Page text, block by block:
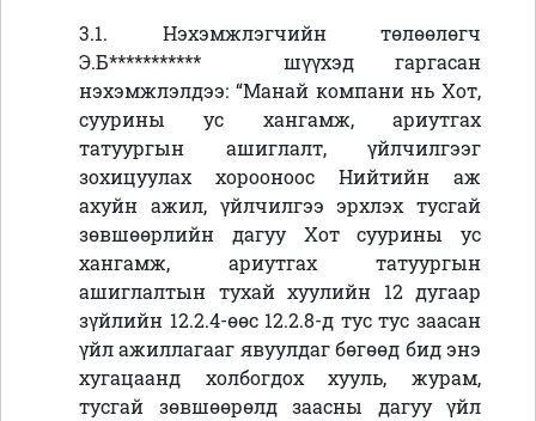
3.1. Нэхэмжлэгчийн төлөөлөгч
Э.Б***********
шүүхэд гаргасан
нэхэмжлэлдээ: “Манай компани нь Хот,
суурины ус хангамж, ариутгах
татуургын ашиглалт, үйлчилгээг
зохицуулах хорооноос Нийтийн аж
ахуйн ажил, үйлчилгээ эрхлэх тусгай
зөвшөөрлийн дагуу Хот суурины ус
хангамж, ариутгах татуургын
ашиглалтын тухай хуулийн 12 дугаар
зүйлийн 12.2.4-өөс 12.2.8-д тус тус заасан
үйл ажиллагааг явуулдаг бөгөөд бид энэ
хугацаанд холбогдох хууль, журам,
тусгай зөвшөөрөлд заасны дагуу үйл